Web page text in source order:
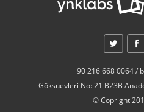
+ 90 216 668 0064 /
Göksuevleri No: 21 B23B
© Copright